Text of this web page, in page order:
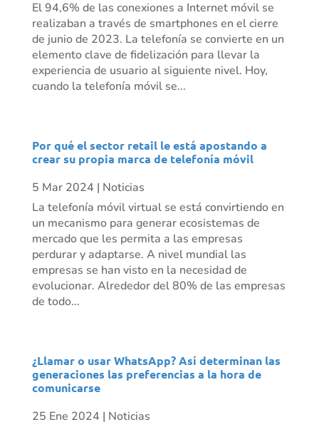
El 94,6% de las conexiones a Internet móvil se
realizaban a través de smartphones en el cierre
de junio de 2023. La telefonía se convierte en un
elemento clave de fidelización para llevar la
experiencia de usuario al siguiente nivel. Hoy,
cuando la telefonía móvil se...
Por qué el sector retail le está apostando a
crear su propia marca de telefonía móvil
5 Mar 2024 | Noticias
La telefonía móvil virtual se está convirtiendo en
un mecanismo para generar ecosistemas de
mercado que les permita a las empresas
perdurar y adaptarse. A nivel mundial las
empresas se han visto en la necesidad de
evolucionar. Alrededor del 80% de las empresas
de todo...
¿Llamar o usar WhatsApp? Así determinan las
generaciones las preferencias a la hora de
comunicarse
25 Ene 2024 | Noticias